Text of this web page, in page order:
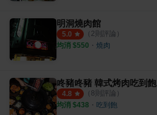
明洞燒肉館
5.0 （ 2則評論）
均消 $550 ・ 燒肉
咚豬咚豬 韓式烤肉吃到飽
4.8 （ 8則評論）
均消 $438 ・ 吃到飽